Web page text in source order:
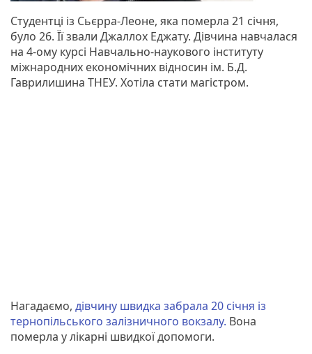
Студентці із Сьєрра-Леоне, яка померла 21 січня,
було 26. Її звали Джаллох Еджату. Дівчина навчалася
на 4-ому курсі Навчально-наукового інституту
міжнародних економічних відносин ім. Б.Д.
Гаврилишина ТНЕУ. Хотіла стати магістром.
Нагадаємо, дівчину швидка забрала 20 січня із
тернопільського залізничного вокзалу. Вона
померла у лікарні швидкої допомоги.